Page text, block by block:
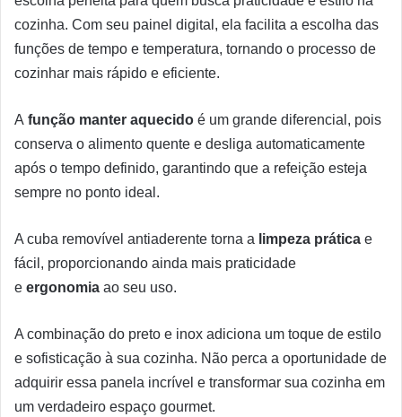
cozinha. Com seu painel digital, ela facilita a escolha das
funções de tempo e temperatura, tornando o processo de
cozinhar mais rápido e eficiente.
A função manter aquecido é um grande diferencial, pois
conserva o alimento quente e desliga automaticamente
após o tempo definido, garantindo que a refeição esteja
sempre no ponto ideal.
A cuba removível antiaderente torna a limpeza prática e
fácil, proporcionando ainda mais praticidade
e ergonomia ao seu uso.
A combinação do preto e inox adiciona um toque de estilo
e sofisticação à sua cozinha. Não perca a oportunidade de
adquirir essa panela incrível e transformar sua cozinha em
um verdadeiro espaço gourmet.